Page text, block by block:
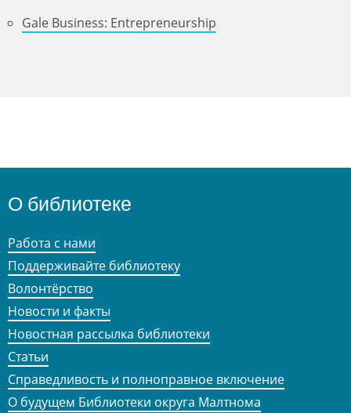
Gale Business: Entrepreneurship
О библиотеке
Работа с нами
Поддерживайте библиотеку
Волонтёрство
Новости и факты
Новостная рассылка библиотеки
Статьи
Справедливость и полноправное включение
О будущем Библиотеки округа Малтнома